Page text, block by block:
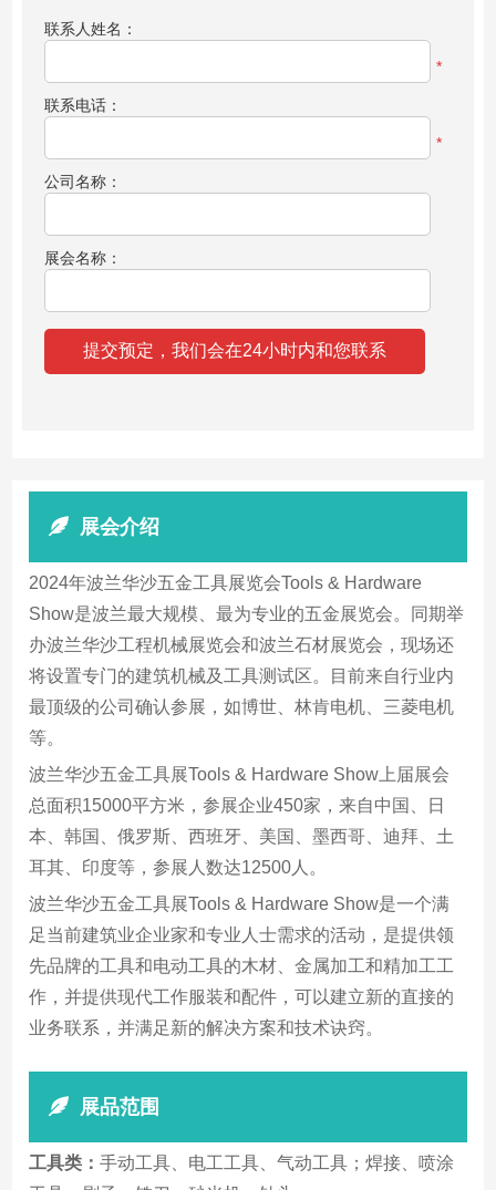
联系人姓名：
*
联系电话：
*
公司名称：
展会名称：
展会介绍
2024年波兰华沙五金工具展览会Tools & Hardware
Show是波兰最大规模、最为专业的五金展览会。同期举
办波兰华沙工程机械展览会和波兰石材展览会，现场还
将设置专门的建筑机械及工具测试区。目前来自行业内
最顶级的公司确认参展，如博世、林肯电机、三菱电机
等。
波兰华沙五金工具展Tools & Hardware Show上届展会
总面积15000平方米，参展企业450家，来自中国、日
本、韩国、俄罗斯、西班牙、美国、墨西哥、迪拜、土
耳其、印度等，参展人数达12500人。
波兰华沙五金工具展Tools & Hardware Show是一个满
足当前建筑业企业家和专业人士需求的活动，是提供领
先品牌的工具和电动工具的木材、金属加工和精加工工
作，并提供现代工作服装和配件，可以建立新的直接的
业务联系，并满足新的解决方案和技术诀窍。
展品范围
工具类：手动工具、电工工具、气动工具；焊接、喷涂